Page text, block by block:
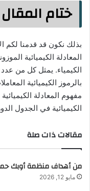
ختام المقال
بذلك نكون قد قدمنا لكم
المعادلة الكيميائية
الكيمياء. يمثل كل من
بالرموز الكيميائية
مفهوم المعادلة
الكيميائية في الجدول
مقالات ذات صلة
من أهداف منظمة أوبك
مايو 12, 2026